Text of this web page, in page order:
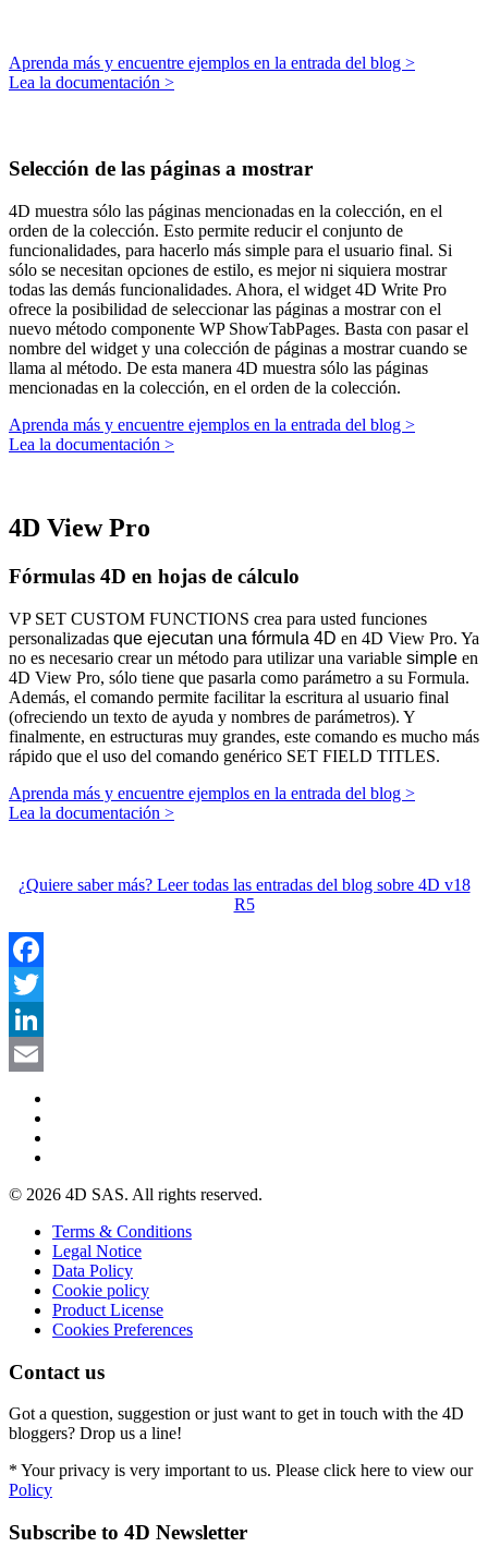
Aprenda más y encuentre ejemplos en la entrada del blog >
Lea la documentación >
Selección de las páginas a mostrar
4D muestra sólo las páginas mencionadas en la colección, en el
orden de la colección. Esto permite reducir el conjunto de
funcionalidades, para hacerlo más simple para el usuario final. Si
sólo se necesitan opciones de estilo, es mejor ni siquiera mostrar
todas las demás funcionalidades. Ahora, el widget 4D Write Pro
ofrece la posibilidad de seleccionar las páginas a mostrar con el
nuevo método componente WP ShowTabPages. Basta con pasar el
nombre del widget y una colección de páginas a mostrar cuando se
llama al método. De esta manera 4D muestra sólo las páginas
mencionadas en la colección, en el orden de la colección.
Aprenda más y encuentre ejemplos en la entrada del blog >
Lea la documentación >
4D View Pro
Fórmulas 4D en hojas de cálculo
VP SET CUSTOM FUNCTIONS crea para usted funciones
personalizadas que ejecutan una fórmula 4D en 4D View Pro. Ya
no es necesario crear un método para utilizar una variable simple en
4D View Pro, sólo tiene que pasarla como parámetro a su Formula.
Además, el comando permite facilitar la escritura al usuario final
(ofreciendo un texto de ayuda y nombres de parámetros). Y
finalmente, en estructuras muy grandes, este comando es mucho más
rápido que el uso del comando genérico SET FIELD TITLES.
Aprenda más y encuentre ejemplos en la entrada del blog >
Lea la documentación >
¿Quiere saber más? Leer todas las entradas del blog sobre 4D v18
R5
Facebook
Twitter
LinkedIn
© 2026 4D SAS. All rights reserved.
Terms & Conditions
Legal Notice
Data Policy
Cookie policy
Product License
Cookies Preferences
Contact us
Got a question, suggestion or just want to get in touch with the 4D
bloggers? Drop us a line!
* Your privacy is very important to us. Please click here to view our
Policy
Subscribe to 4D Newsletter